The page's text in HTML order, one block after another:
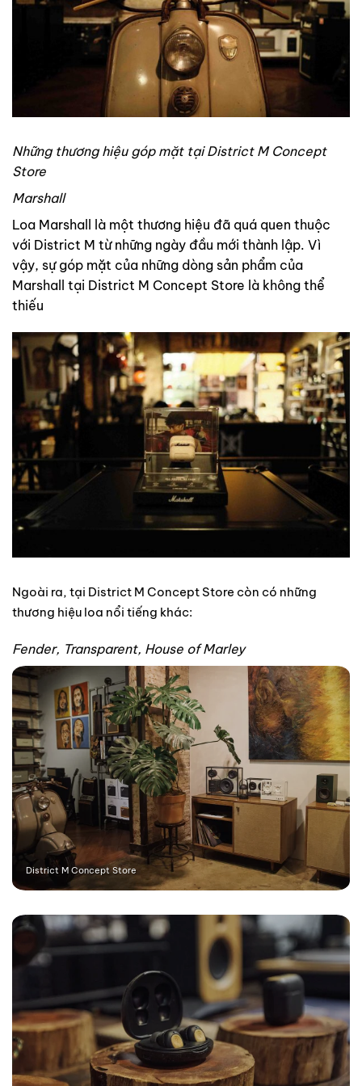
Những thương hiệu góp mặt tại District M Concept
Store
Marshall
Loa Marshall là một thương hiệu đã quá quen thuộc
với District M từ những ngày đầu mới thành lập. Vì
vậy, sự góp mặt của những dòng sản phẩm của
Marshall tại District M Concept Store là không thể
thiếu
Ngoài ra, tại District M Concept Store còn có những
thương hiệu loa nổi tiếng khác:
Fender, Transparent, House of Marley
District M Concept Store